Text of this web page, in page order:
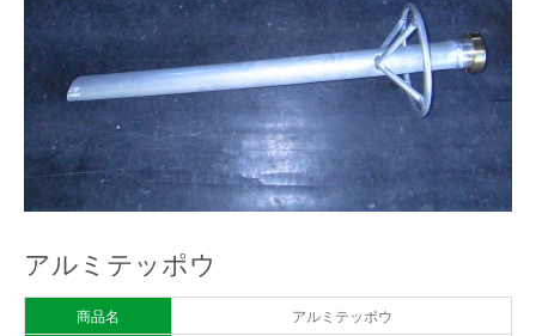
アルミテッポウ
商品名 アルミテッポウ